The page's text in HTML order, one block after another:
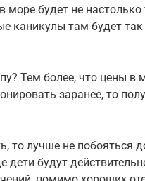
море будет не настолько
каникулы там будет так
Тем более, что цены в
заранее, то
то лучше не побояться
дети будут